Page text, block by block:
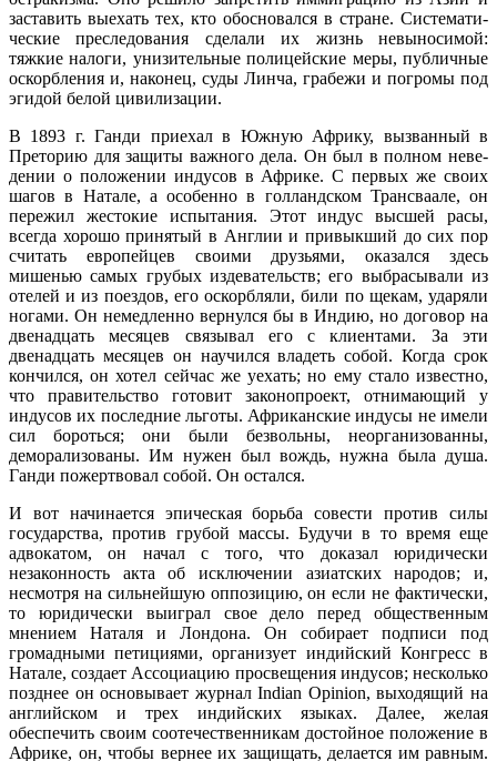
заставить выехать тех, кто обосновался в стране. Системати­
ческие преследования сделали их жизнь невыносимой:
тяжкие налоги, унизительные полицейские меры, публичные
оскорбления и, наконец, суды Линча, грабежи и погромы под
эгидой белой цивилизации.
В 1893 г. Ганди приехал в Южную Африку, вызванный в
Преторию для защиты важного дела. Он был в полном неве­
дении о положении индусов в Африке. С первых же своих
шагов в Натале, a особенно в голландском Трансваале, он
пережил жестокие испытания. Этот индус высшей расы,
всегда хорошо принятый в Англии и привыкший до сих пор
считать европейцев своими друзьями, оказался здесь
мишенью самых грубых издевательств; его выбрасывали из
отелей и из поездов, его оскорбляли, били по щекам, ударяли
ногами. Он немедленно вернулся бы в Индию, но договор на
двенадцать месяцев связы­вал его с клиентами. За эти
двенадцать месяцев он научился владеть собой. Когда срок
кончился, он хотел сейчас же уехать; но ему стало известно,
что правительство готовит законопроект, отнимающий у
индусов их последние льготы. Африканские индусы не имели
сил бороться; они были безвольны, неорганизованны,
деморализованы. Им нужен был вождь, нужна была душа.
Ганди пожертвовал собой. Он остался.
И вот начинается эпическая борьба совести против силы
государства, против грубой массы. Будучи в то время еще
адво­катом, он начал с того, что доказал юридически
незаконность акта об исключении азиатских народов; и,
несмотря на сильней­шую оппозицию, он если не фактически,
то юридически выиграл свое дело перед общественным
мнением Наталя и Лондона. Он собирает подписи под
громадными петициями, организует индий­ский Конгресс в
Натале, создает Ассоциацию просвещения индусов; несколько
позднее он основывает журнал Indian Opinion, выходящий на
английском и трех индийских языках. Далее, желая
обеспечить своим соотечественникам достойное положение в
Африке, он, чтобы вернее их защищать, делается им равным.